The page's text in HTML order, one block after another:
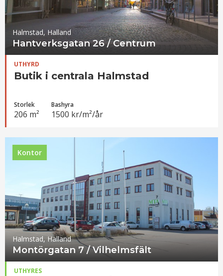
Halmstad, Halland
Hantverksgatan 26 / Centrum
UTHYRD
Butik i centrala Halmstad
Storlek
206 m²
Bashyra
1500 kr/m²/år
Kontor
Halmstad, Halland
Montörgatan 7 / Vilhelmsfält
UTHYRES